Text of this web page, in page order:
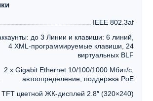
IEEE 802.3af
до 3 Линии и клавиши: 6 линий,
4 XML-программируемые клавиши, 24
виртуальных BLF
2 x Gigabit Ethernet 10/100/1000 Мбит/с,
автоопределение, поддержка PoE
TFT цветной ЖК-дисплей 2.8″ (320×240)